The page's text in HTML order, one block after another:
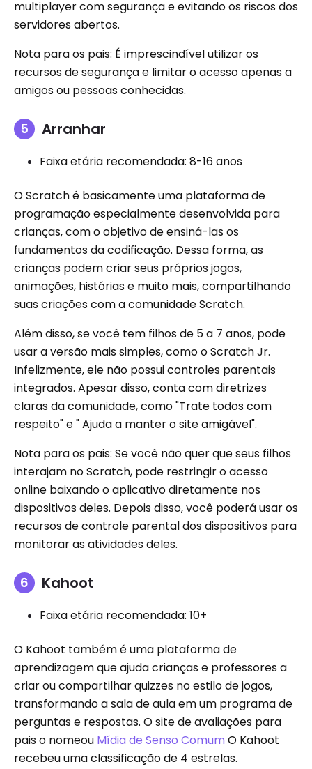
multiplayer com segurança e evitando os riscos dos
servidores abertos.
Nota para os pais: É imprescindível utilizar os
recursos de segurança e limitar o acesso apenas a
amigos ou pessoas conhecidas.
Arranhar
Faixa etária recomendada: 8-16 anos
O Scratch é basicamente uma plataforma de
programação especialmente desenvolvida para
crianças, com o objetivo de ensiná-las os
fundamentos da codificação. Dessa forma, as
crianças podem criar seus próprios jogos,
animações, histórias e muito mais, compartilhando
suas criações com a comunidade Scratch.
Além disso, se você tem filhos de 5 a 7 anos, pode
usar a versão mais simples, como o Scratch Jr.
Infelizmente, ele não possui controles parentais
integrados. Apesar disso, conta com diretrizes
claras da comunidade, como "Trate todos com
respeito" e " Ajuda a manter o site amigável".
Nota para os pais: Se você não quer que seus filhos
interajam no Scratch, pode restringir o acesso
online baixando o aplicativo diretamente nos
dispositivos deles. Depois disso, você poderá usar os
recursos de controle parental dos dispositivos para
monitorar as atividades deles.
Kahoot
Faixa etária recomendada: 10+
O Kahoot também é uma plataforma de
aprendizagem que ajuda crianças e professores a
criar ou compartilhar quizzes no estilo de jogos,
transformando a sala de aula em um programa de
perguntas e respostas. O site de avaliações para
pais o nomeou Mídia de Senso Comum O Kahoot
recebeu uma classificação de 4 estrelas.